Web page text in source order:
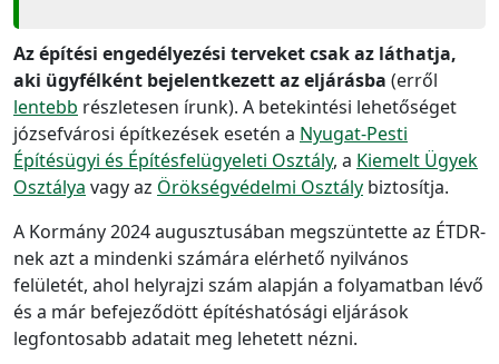
Az építési engedélyezési terveket csak az láthatja,
aki ügyfélként bejelentkezett az eljárásba (erről
lentebb részletesen írunk). A betekintési lehetőséget
józsefvárosi építkezések esetén a Nyugat-Pesti
Építésügyi és Építésfelügyeleti Osztály, a Kiemelt Ügyek
Osztálya vagy az Örökségvédelmi Osztály biztosítja.
A Kormány 2024 augusztusában megszüntette az ÉTDR-
nek azt a mindenki számára elérhető nyilvános
felületét, ahol helyrajzi szám alapján a folyamatban lévő
és a már befejeződött építéshatósági eljárások
legfontosabb adatait meg lehetett nézni.